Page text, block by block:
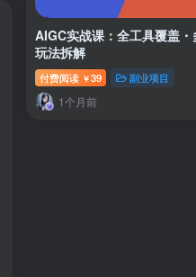
AIGC实战课：全工具覆盖
玩法拆解
付费阅读 ￥39 副业项目
1个月前